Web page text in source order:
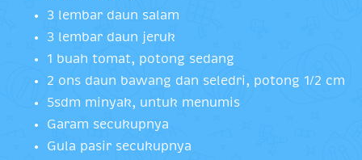
3 lembar daun salam
3 lembar daun jeruk
1 buah tomat, potong sedang
2 ons daun bawang dan seledri, potong 1/2 cm
5sdm minyak, untuk menumis
Garam secukupnya
Gula pasir secukupnya